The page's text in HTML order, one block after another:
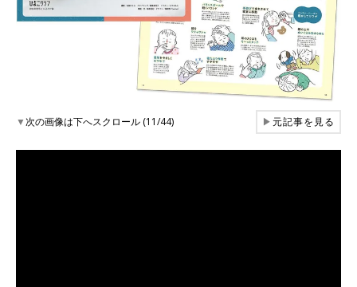
▼次の画像は下へスクロール (11/44) ▶元記事を見る